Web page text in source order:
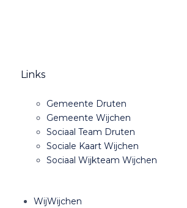
Links
Gemeente Druten
Gemeente Wijchen
Sociaal Team Druten
Sociale Kaart Wijchen
Sociaal Wijkteam Wijchen
WijWijchen